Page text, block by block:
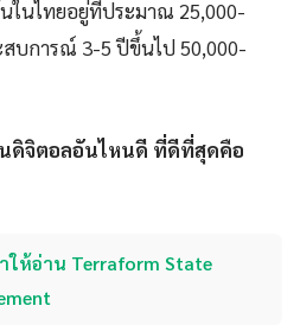
ในไทยอยู่ที่ประมาณ 25,000-
บการณ์ 3-5 ปีขึ้นไป 50,000-
นดิจิตอลอันไหนดี ที่ดีที่สุดคือ
ให้อ่าน Terraform State